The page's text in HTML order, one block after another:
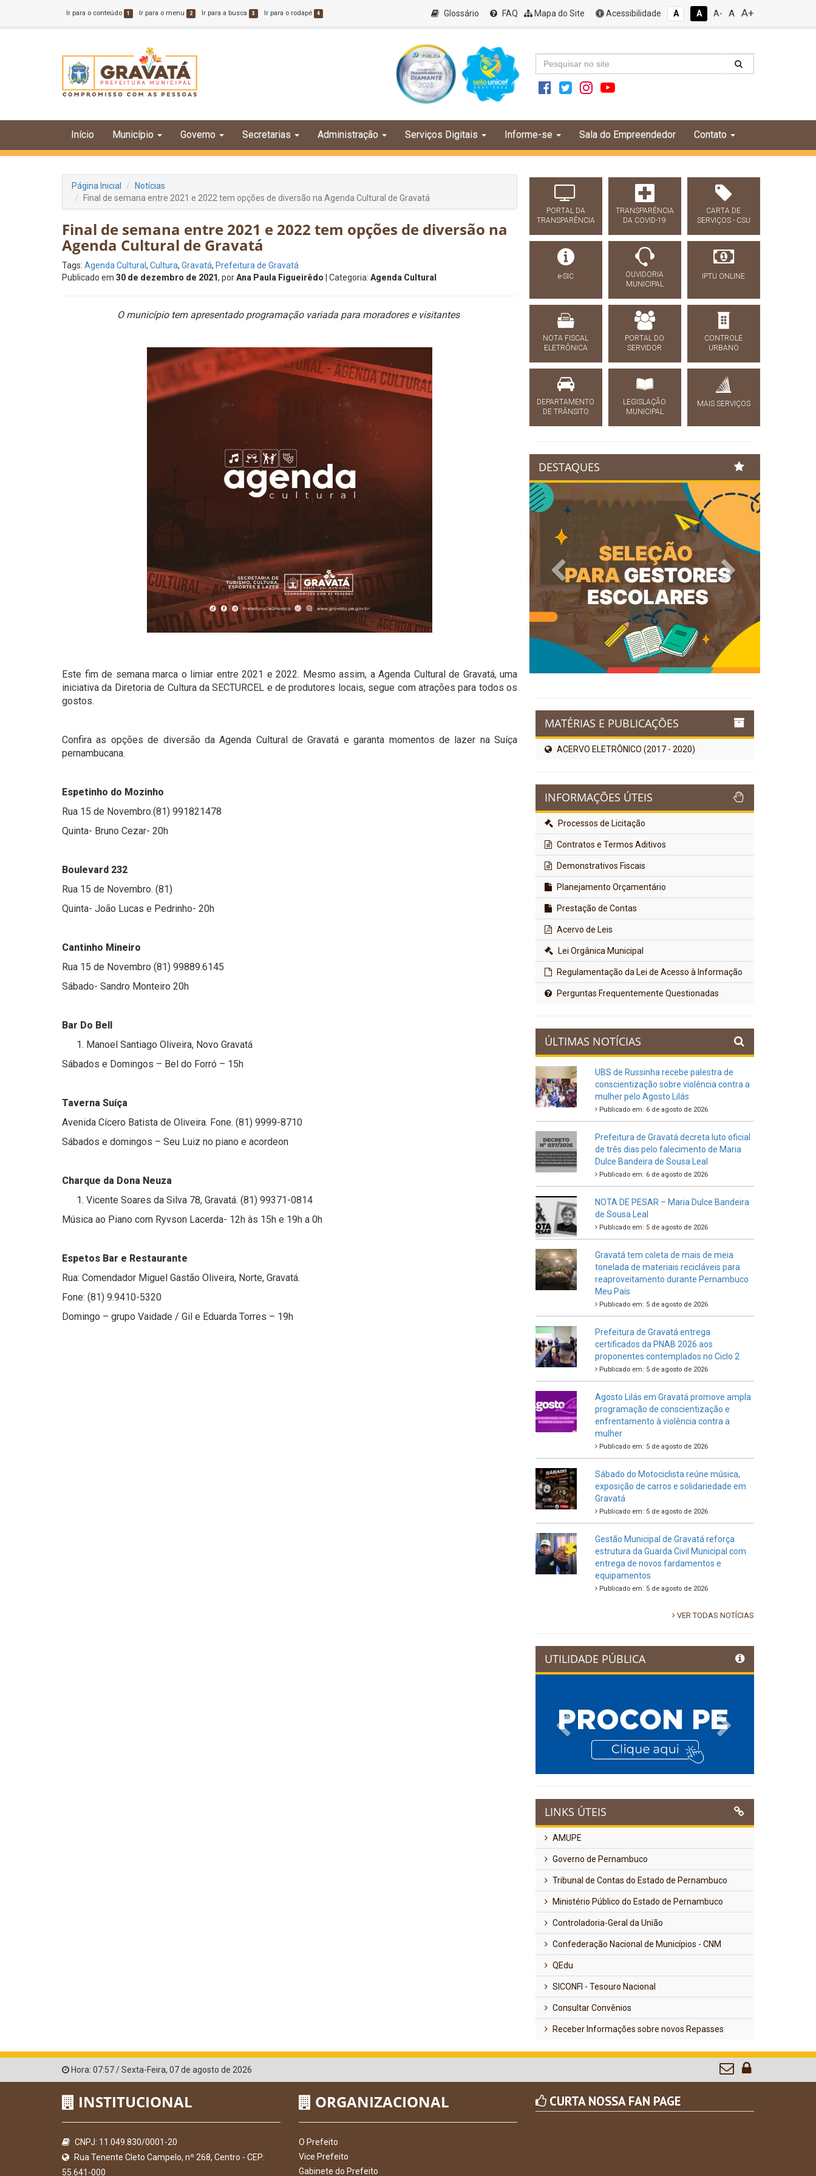
Ir para o conteúdo 1 Ir para o menu 2 Ir para a busca 3 Ir para o rodapé 4 Glossário FAQ Mapa do Site Acessibilidade A A A- A A+
Início Município Governo Secretarias Administração Serviços Digitais Informe-se Sala do Empreendedor Contato
Página Inicial
Notícias
Final de semana entre 2021 e 2022 tem opções de diversão na Agenda Cultural de Gravatá
Final de semana entre 2021 e 2022 tem opções de diversão na
Agenda Cultural de Gravatá
Tags: Agenda Cultural , Cultura, Gravatá, Prefeitura de Gravatá
Publicado em 30 de dezembro de 2021, porAna Paula Figueirêdo | Categoria: Agenda Cultural
O município tem apresentado programação variada para moradores e visitantes
Este fim de semana marca o limiar entre 2021 e 2022. Mesmo assim, a Agenda Cultural de Gravatá, uma
iniciativa da Diretoria de Cultura da SECTURCEL e de produtores locais, segue com atrações para todos os
gostos.
Confira as opções de diversão da Agenda Cultural de Gravatá e garanta momentos de lazer na Suíça
pernambucana.
Espetinho do Mozinho
Rua 15 de Novembro.(81) 991821478
Quinta- Bruno Cezar- 20h
Boulevard 232
Rua 15 de Novembro. (81)
Quinta- João Lucas e Pedrinho- 20h
Cantinho Mineiro
Rua 15 de Novembro (81) 99889.6145
Sábado- Sandro Monteiro 20h
Bar Do Bell
Manoel Santiago Oliveira, Novo Gravatá
Sábados e Domingos – Bel do Forró – 15h
Taverna Suíça
Avenida Cícero Batista de Oliveira. Fone. (81) 9999-8710
Sábados e domingos – Seu Luiz no piano e acordeon
Charque da Dona Neuza
Vicente Soares da Silva 78, Gravatá. (81) 99371-0814
Música ao Piano com Ryvson Lacerda- 12h às 15h e 19h a 0h
Espetos Bar e Restaurante
Rua: Comendador Miguel Gastão Oliveira, Norte, Gravatá.
Fone: (81) 9.9410-5320
Domingo – grupo Vaidade / Gil e Eduarda Torres – 19h
PORTAL DA
TRANSPARÊNCIA
TRANSPARÊNCIA
DA COVID-19
CARTA DE
SERVIÇOS - CSU
e-SIC
OUVIDORIA
MUNICIPAL
IPTU ONLINE
NOTA FISCAL
ELETRÔNICA
PORTAL DO
SERVIDOR
CONTROLE
URBANO
DEPARTAMENTO
DE TRÂNSITO
LEGISLAÇÃO
MUNICIPAL
MAIS SERVIÇOS
DESTAQUES
Previous Next
MATÉRIAS E PUBLICAÇÕES
ACERVO ELETRÔNICO (2017 - 2020)
INFORMAÇÕES ÚTEIS
Processos de Licitação
Contratos e Termos Aditivos
Demonstrativos Fiscais
Planejamento Orçamentário
Prestação de Contas
Acervo de Leis
Lei Orgânica Municipal
Regulamentação da Lei de Acesso à Informação
Perguntas Frequentemente Questionadas
ÚLTIMAS NOTÍCIAS
UBS de Russinha recebe palestra de
conscientização sobre violência contra a
mulher pelo Agosto Lilás
Publicado em: 6 de agosto de 2026
Prefeitura de Gravatá decreta luto oficial
de três dias pelo falecimento de Maria
Dulce Bandeira de Sousa Leal
Publicado em: 6 de agosto de 2026
NOTA DE PESAR – Maria Dulce Bandeira
de Sousa Leal
Publicado em: 5 de agosto de 2026
Gravatá tem coleta de mais de meia
tonelada de materiais recicláveis para
reaproveitamento durante Pernambuco
Meu País
Publicado em: 5 de agosto de 2026
Prefeitura de Gravatá entrega
certificados da PNAB 2026 aos
proponentes contemplados no Ciclo 2
Publicado em: 5 de agosto de 2026
Agosto Lilás em Gravatá promove ampla
programação de conscientização e
enfrentamento à violência contra a
mulher
Publicado em: 5 de agosto de 2026
Sábado do Motociclista reúne música,
exposição de carros e solidariedade em
Gravatá
Publicado em: 5 de agosto de 2026
Gestão Municipal de Gravatá reforça
estrutura da Guarda Civil Municipal com
entrega de novos fardamentos e
equipamentos
Publicado em: 5 de agosto de 2026
VER TODAS NOTÍCIAS
UTILIDADE PÚBLICA
Previous
LINKS ÚTEIS
AMUPE
Governo de Pernambuco
Tribunal de Contas do Estado de Pernambuco
Ministério Público do Estado de Pernambuco
Controladoria-Geral da União
Confederação Nacional de Municípios - CNM
QEdu
SICONFI - Tesouro Nacional
Consultar Convênios
Receber Informações sobre novos Repasses
Hora: 07:57/Sexta-Feira, 07 de agosto de 2026
INSTITUCIONAL
CNPJ: 11.049.830/0001-20
Rua Tenente Cleto Campelo, nº 268, Centro - CEP:
55.641-000
ORGANIZACIONAL
O Prefeito
Vice Prefeito
Gabinete do Prefeito
CURTA NOSSA FAN PAGE